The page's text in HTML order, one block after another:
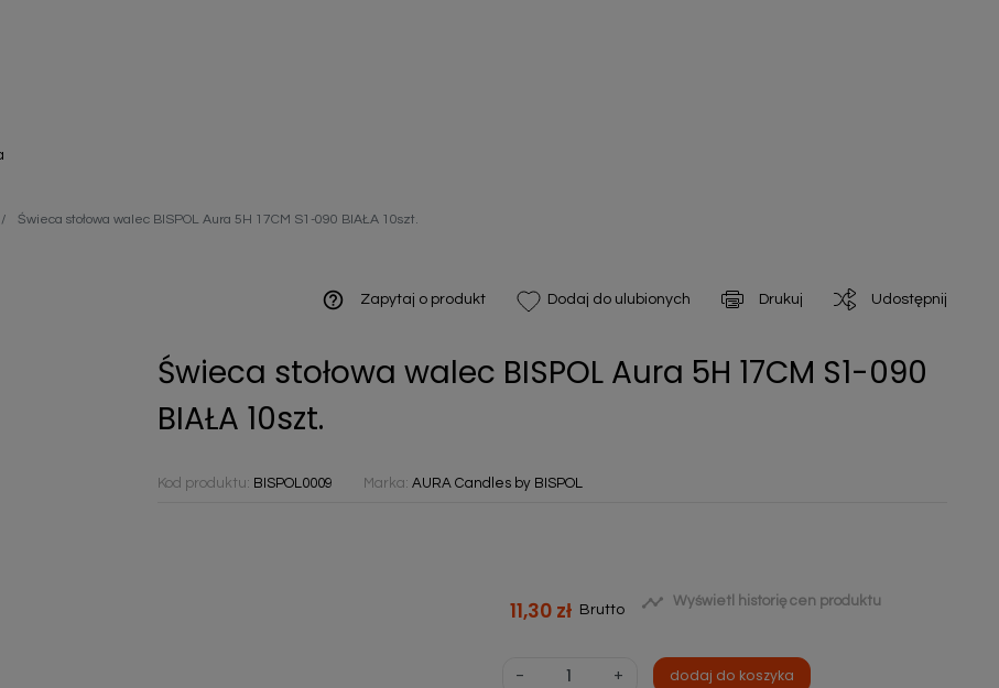
Świeca stołowa walec BISPOL Aura 5H 17CM S1-090 BIAŁA 10szt.
help_outline Zapytaj o produkt Dodaj do ulubionych Drukuj Udostępnij
Świeca stołowa walec BISPOL Aura 5H 17CM S1-090
BIAŁA 10szt.
Kod produktu: BISPOL0009 Marka:AURA Candles by BISPOL
11,30 zł Brutto  Wyświetl historię cen produktu
- + dodaj do koszyka